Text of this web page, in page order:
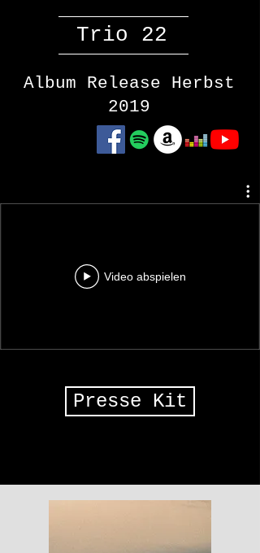
Trio 22
Album Release Herbst
2019
Video abspielen
Presse Kit